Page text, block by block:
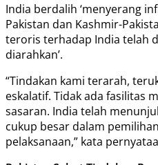
India berdalih ‘menyerang
Pakistan dan Kashmir-
teroris terhadap India telah
diarahkan’.
“Tindakan kami terarah,
eskalatif. Tidak ada fasilitas
sasaran. India telah
cukup besar dalam
pelaksanaan,” kata